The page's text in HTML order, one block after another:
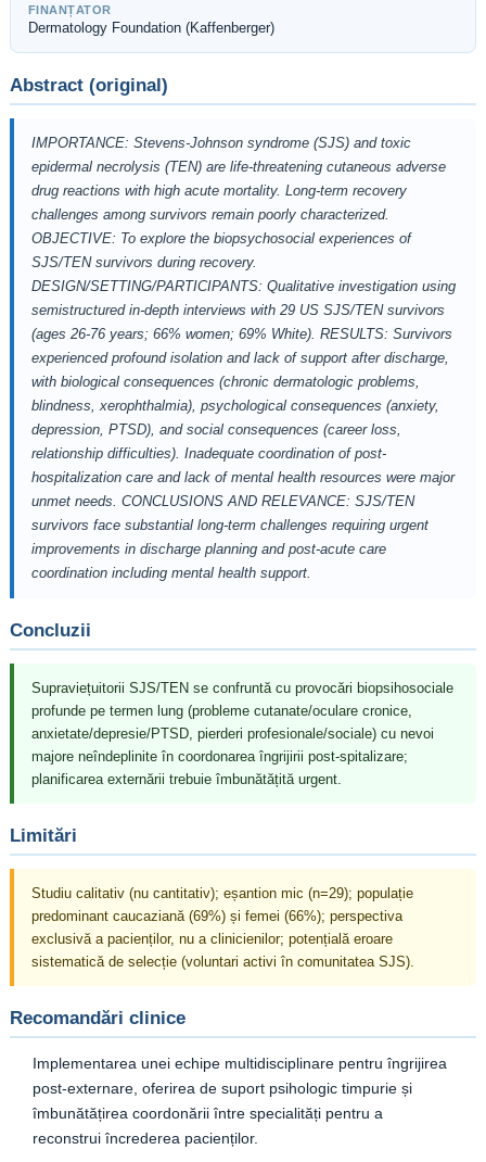
FINANȚATOR
Dermatology Foundation (Kaffenberger)
Abstract (original)
IMPORTANCE: Stevens-Johnson syndrome (SJS) and toxic
epidermal necrolysis (TEN) are life-threatening cutaneous adverse
drug reactions with high acute mortality. Long-term recovery
challenges among survivors remain poorly characterized.
OBJECTIVE: To explore the biopsychosocial experiences of
SJS/TEN survivors during recovery.
DESIGN/SETTING/PARTICIPANTS: Qualitative investigation using
semistructured in-depth interviews with 29 US SJS/TEN survivors
(ages 26-76 years; 66% women; 69% White). RESULTS: Survivors
experienced profound isolation and lack of support after discharge,
with biological consequences (chronic dermatologic problems,
blindness, xerophthalmia), psychological consequences (anxiety,
depression, PTSD), and social consequences (career loss,
relationship difficulties). Inadequate coordination of post-
hospitalization care and lack of mental health resources were major
unmet needs. CONCLUSIONS AND RELEVANCE: SJS/TEN
survivors face substantial long-term challenges requiring urgent
improvements in discharge planning and post-acute care
coordination including mental health support.
Concluzii
Supraviețuitorii SJS/TEN se confruntă cu provocări biopsihosociale
profunde pe termen lung (probleme cutanate/oculare cronice,
anxietate/depresie/PTSD, pierderi profesionale/sociale) cu nevoi
majore neîndeplinite în coordonarea îngrijirii post-spitalizare;
planificarea externării trebuie îmbunătățită urgent.
Limitări
Studiu calitativ (nu cantitativ); eșantion mic (n=29); populație
predominant caucaziană (69%) și femei (66%); perspectiva
exclusivă a pacienților, nu a clinicienilor; potențială eroare
sistematică de selecție (voluntari activi în comunitatea SJS).
Recomandări clinice
Implementarea unei echipe multidisciplinare pentru îngrijirea
post-externare, oferirea de suport psihologic timpurie și
îmbunătățirea coordonării între specialități pentru a
reconstrui încrederea pacienților.